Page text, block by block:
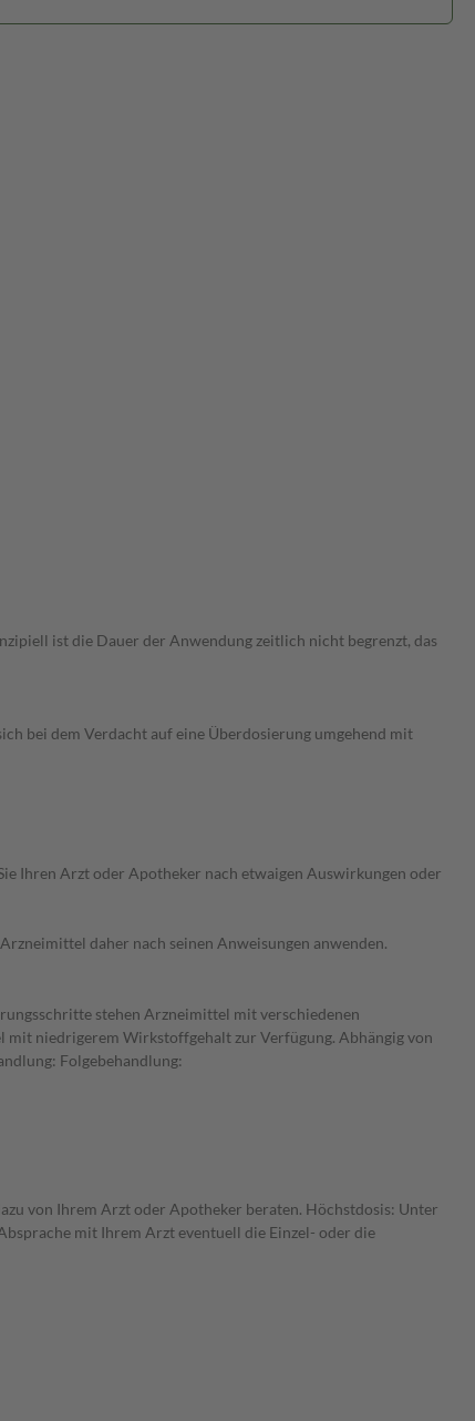
ist die Dauer der Anwendung zeitlich nicht begrenzt, das
bei dem Verdacht auf eine Überdosierung umgehend mit
Ihren Arzt oder Apotheker nach etwaigen Auswirkungen oder
daher nach seinen Anweisungen anwenden.
stehen Arzneimittel mit verschiedenen
niedrigerem Wirkstoffgehalt zur Verfügung. Abhängig von
Folgebehandlung:
von Ihrem Arzt oder Apotheker beraten. Höchstdosis: Unter
mit Ihrem Arzt eventuell die Einzel- oder die